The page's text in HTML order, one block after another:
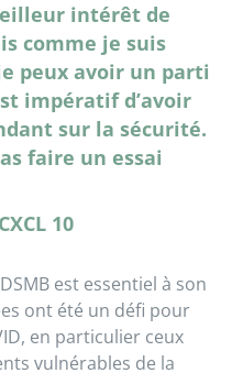
intérêt de
comme je suis
peux avoir un parti
impératif d’avoir
sur la sécurité.
faire un essai
10
est essentiel à son
ont été un défi pour
en particulier ceux
vulnérables de la